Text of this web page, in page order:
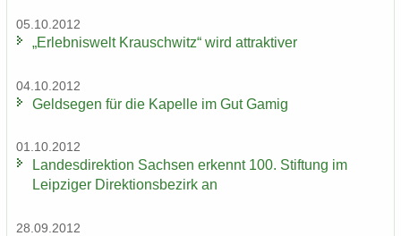
05.10.2012
„Er­leb­nis­welt Krausch­witz“ wird at­trak­ti­ver
04.10.2012
Geld­se­gen für die Ka­pel­le im Gut Gamig
01.10.2012
Lan­des­di­rek­ti­on Sach­sen er­kennt 100. Stif­tung im
Leip­zi­ger Di­rek­ti­ons­be­zirk an
28.09.2012